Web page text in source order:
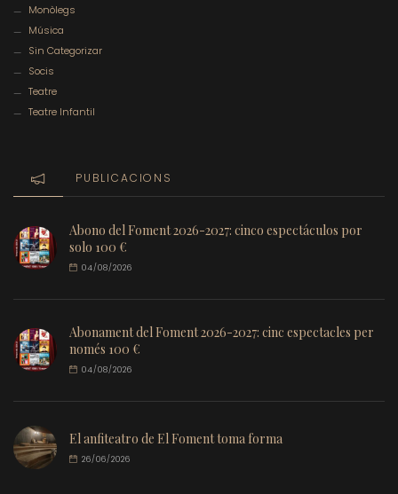
Monòlegs
Música
Sin Categorizar
Socis
Teatre
Teatre Infantil
PUBLICACIONS
Abono del Foment 2026-2027: cinco espectáculos por
solo 100 €
04/08/2026
Abonament del Foment 2026-2027: cinc espectacles per
només 100 €
04/08/2026
El anfiteatro de El Foment toma forma
26/06/2026